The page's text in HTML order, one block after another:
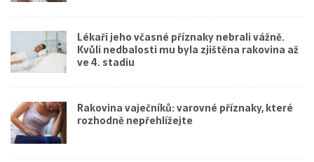
Lékaři jeho včasné příznaky nebrali vážně.
Kvůli nedbalosti mu byla zjištěna rakovina až
ve 4. stadiu
Rakovina vaječníků: varovné příznaky, které
rozhodně nepřehlížejte